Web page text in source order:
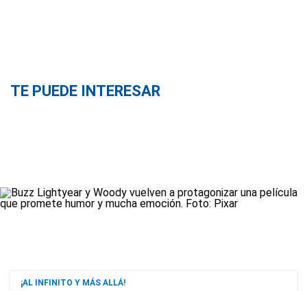
TE PUEDE INTERESAR
¡AL INFINITO Y MÁS ALLÁ!